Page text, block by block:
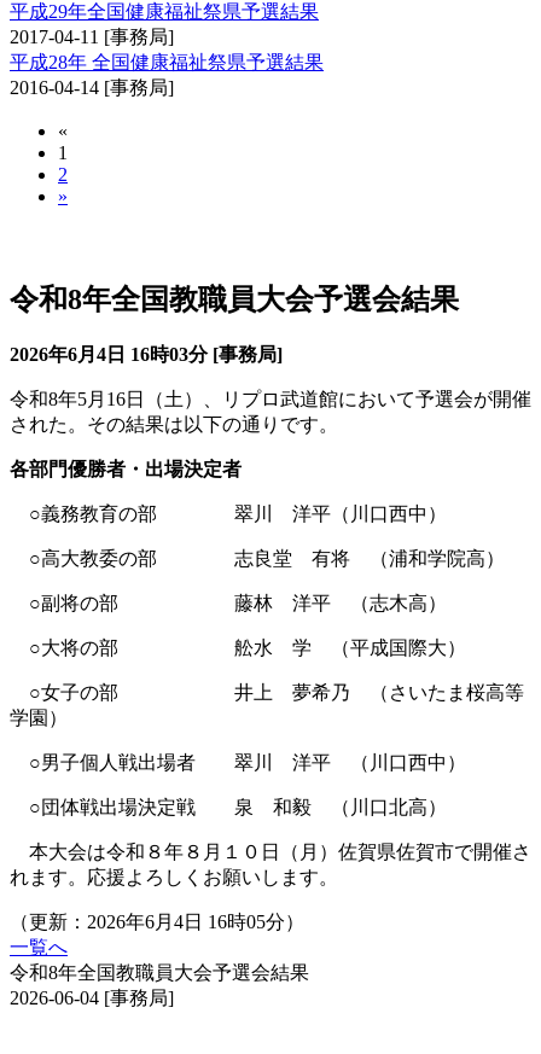
平成29年全国健康福祉祭県予選結果
2017-04-11 [事務局]
平成28年 全国健康福祉祭県予選結果
2016-04-14 [事務局]
«
1
2
»
令和8年全国教職員大会予選会結果
2026年6月4日 16時03分 [事務局]
令和8年5月16日（土）、リプロ武道館において予選会が開催
された。その結果は以下の通りです。
各部門優勝者・出場決定者
○義務教育の部 翠川 洋平（川口西中）
○高大教委の部 志良堂 有将 （浦和学院高）
○副将の部 藤林 洋平 （志木高）
○大将の部 舩水 学 （平成国際大）
○女子の部 井上 夢希乃 （さいたま桜高等
学園）
○男子個人戦出場者 翠川 洋平 （川口西中）
○団体戦出場決定戦 泉 和毅 （川口北高）
本大会は令和８年８月１０日（月）佐賀県佐賀市で開催さ
れます。応援よろしくお願いします。
（更新：2026年6月4日 16時05分）
一覧へ
令和8年全国教職員大会予選会結果
2026-06-04 [事務局]